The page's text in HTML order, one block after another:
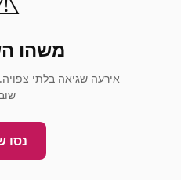
משהו
אירעה שגיאה בלתי
נסו